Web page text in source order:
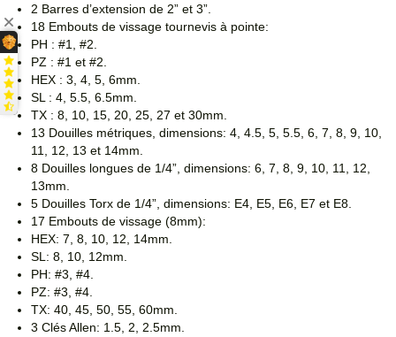
2 Barres d’extension de 2” et 3”.
18 Embouts de vissage tournevis à pointe:
PH : #1, #2.
PZ : #1 et #2.
HEX : 3, 4, 5, 6mm.
SL : 4, 5.5, 6.5mm.
TX : 8, 10, 15, 20, 25, 27 et 30mm.
13 Douilles métriques, dimensions: 4, 4.5, 5, 5.5, 6, 7, 8, 9, 10,
11, 12, 13 et 14mm.
8 Douilles longues de 1/4”, dimensions: 6, 7, 8, 9, 10, 11, 12,
13mm.
5 Douilles Torx de 1/4”, dimensions: E4, E5, E6, E7 et E8.
17 Embouts de vissage (8mm):
HEX: 7, 8, 10, 12, 14mm.
SL: 8, 10, 12mm.
PH: #3, #4.
PZ: #3, #4.
TX: 40, 45, 50, 55, 60mm.
3 Clés Allen: 1.5, 2, 2.5mm.